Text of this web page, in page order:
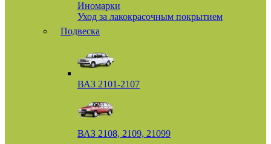
Иномарки
Уход за лакокрасочным покрытием
Подвеска
ВАЗ 2101-2107
ВАЗ 2108, 2109, 21099